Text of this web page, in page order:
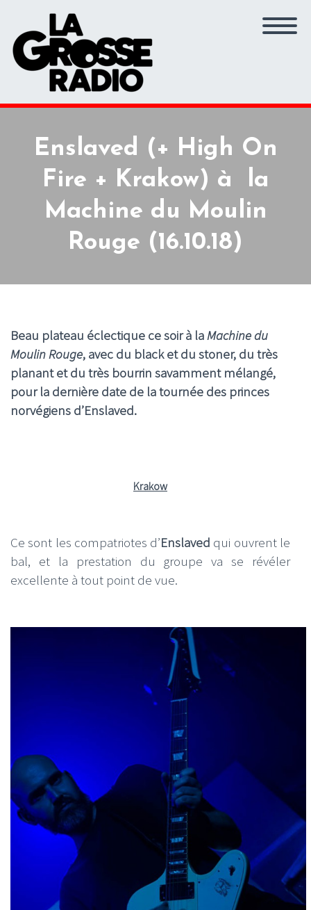
Enslaved (+ High On
Fire + Krakow) à la
Machine du Moulin
Rouge (16.10.18)
Beau plateau éclectique ce soir à laMachine du
Moulin Rouge, avec du black et du stoner, du très
planant et du très bourrin savamment mélangé,
pour la dernière date de la tournée des princes
norvégiens d’Enslaved.
Krakow
Ce sont les compatriotes d’Enslaved qui ouvrent le
bal, et la prestation du groupe va se révéler
excellente à tout point de vue.